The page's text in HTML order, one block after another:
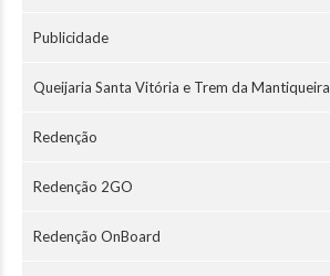
Publicidade
Queijaria Santa Vitória e Trem da Mantiqueira
Redenção
Redenção 2GO
Redenção OnBoard